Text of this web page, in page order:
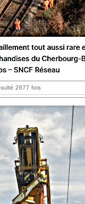
2677 fois